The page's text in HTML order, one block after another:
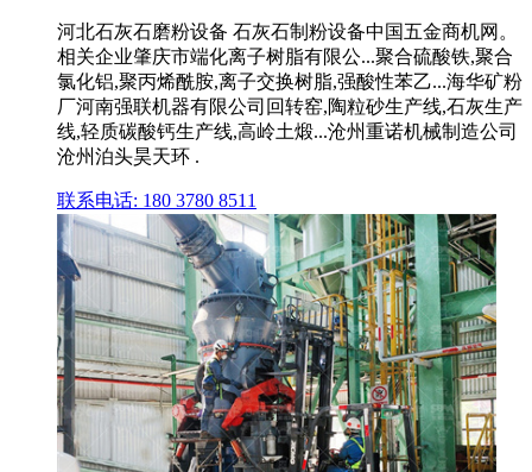
河北石灰石磨粉设备 石灰石制粉设备中国五金商机网。
相关企业肇庆市端化离子树脂有限公...聚合硫酸铁,聚合
氯化铝,聚丙烯酰胺,离子交换树脂,强酸性苯乙...海华矿粉
厂河南强联机器有限公司回转窑,陶粒砂生产线,石灰生产
线,轻质碳酸钙生产线,高岭土煅...沧州重诺机械制造公司
沧州泊头昊天环 .
联系电话: 180 3780 8511